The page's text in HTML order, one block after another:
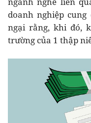
doanh nghiệp
ngại rằng, khi đó,
trường của 1 thập